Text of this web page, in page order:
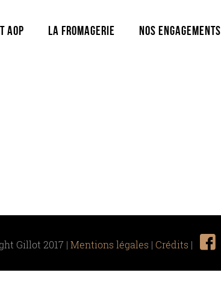
Aop La fromagerie Nos engagements
Gillot 2017 | Mentions légales | Crédits |